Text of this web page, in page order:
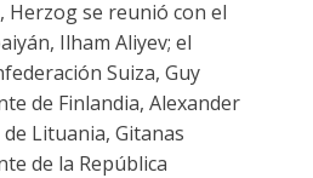
Herzog se reunió con el
Ilham Aliyev; el
Suiza, Guy
de Finlandia, Alexander
Lituania, Gitanas
de la República